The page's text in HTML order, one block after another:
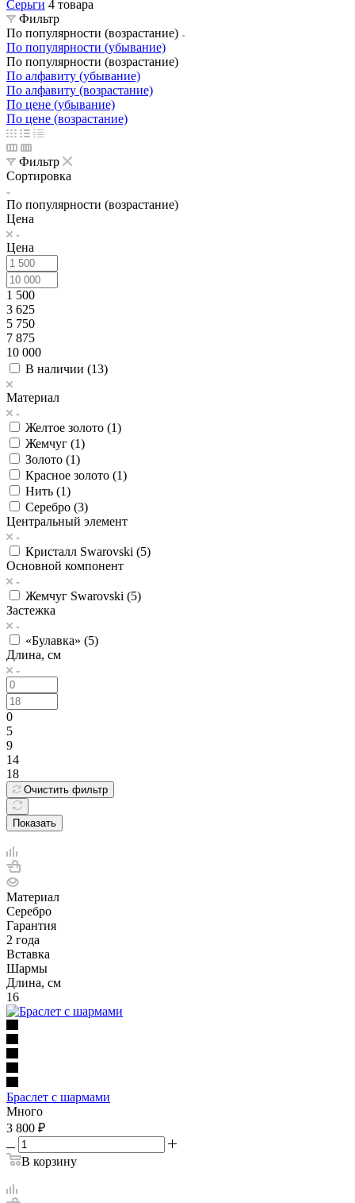
Серьги 4 товара
Фильтр
По популярности (возрастание)
По популярности (убывание)
По популярности (возрастание)
По алфавиту (убывание)
По алфавиту (возрастание)
По цене (убывание)
По цене (возрастание)
Фильтр
Сортировка
По популярности (возрастание)
Цена
Цена
1 500
3 625
5 750
7 875
10 000
В наличии (13)
Материал
Желтое золото (1)
Жемчуг (1)
Золото (1)
Красное золото (1)
Нить (1)
Серебро (3)
Центральный элемент
Кристалл Swarovski (5)
Основной компонент
Жемчуг Swarovski (5)
Застежка
«Булавка» (5)
Длина, см
0
5
9
14
18
Очистить фильтр
Показать
Материал
Серебро
Гарантия
2 года
Вставка
Шармы
Длина, см
16
Браслет с шармами
Много
3 800 ₽
В корзину